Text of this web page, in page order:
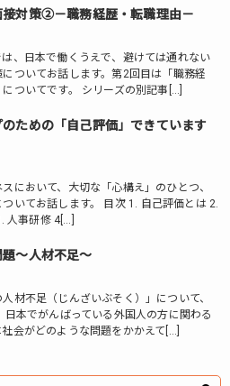
接対策②－職務経歴・転職理由－
は、日本で働くうえで、避けては通れない
についてお話します。第2回目は「職務経
ついてです。 シリーズの別記事[…]
ための「自己評価」できています
において、大切な「心構え」のひとつ、
ついてお話します。 目次 1. 自己評価とは 2.
人事研修 4[…]
題～人材不足～
材不足（じんざいぶそく）」について、
日本でがんばっている外国人の方に関わる
会がどのような問題をかかえて[…]